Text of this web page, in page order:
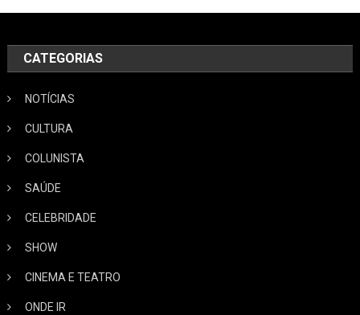
CATEGORIAS
NOTÍCIAS
CULTURA
COLUNISTA
SAÚDE
CELEBRIDADE
SHOW
CINEMA E TEATRO
ONDE IR